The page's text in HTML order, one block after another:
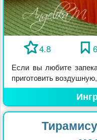
4.8
Если вы любите
приготовить